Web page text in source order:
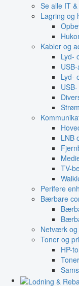
Se alle IT
Lagring og
Kabler og
Lyd-
Lyd-
LNB
TV-
Perifere
Bærbare
Netværk og
Toner og
HP-